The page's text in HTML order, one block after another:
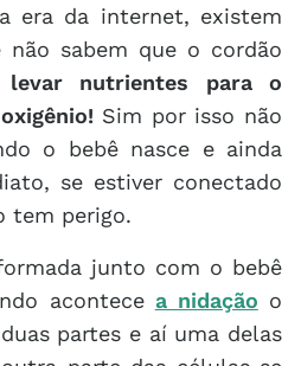
era da internet, existem
não sabem que o cordão
levar nutrientes para o
Sim por isso não
o bebê nasce e ainda
se estiver conectado
tem perigo.
junto com o bebê
acontece a nidação o
partes e aí uma delas